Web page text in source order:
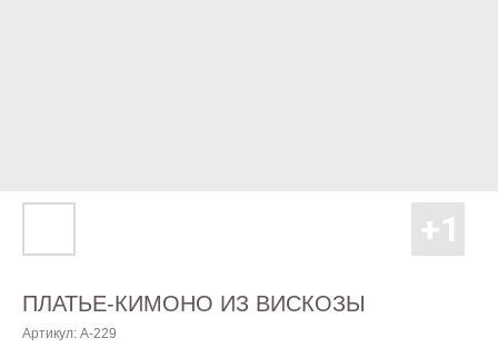
ПЛАТЬЕ-КИМОНО ИЗ ВИСКОЗЫ
Артикул: А-229